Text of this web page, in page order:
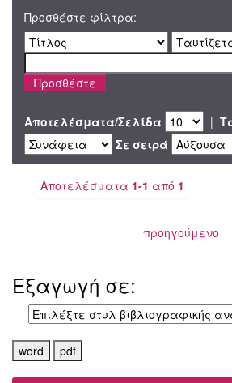
Προσθέστε φίλτρα:
Αποτελέσματα/Σελίδα |
Σε σειρά
Αποτελέσματα 1-1 από 1
προηγούμενο
Εξαγωγή σε: